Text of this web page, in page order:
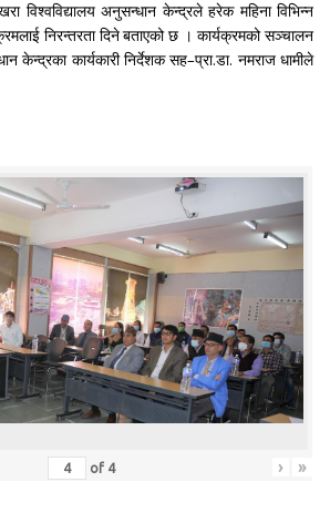
विश्वविद्यालय अनुसन्धान केन्द्रले हरेक महिना विभिन्न
निरन्तरता दिने बताएको छ । कार्यक्रमको सञ्चालन
केन्द्रका कार्यकारी निर्देशक सह–प्रा.डा. नमराज धामीले
of 4 › »